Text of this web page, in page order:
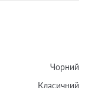
Чорний
Класичний